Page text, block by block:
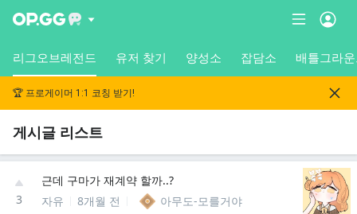
리그오브레전드 유저 찾기 양성소 잡담소 배틀그라
🏆 프로게이머 1:1 코칭 받기!
게시글 리스트
3
근데 구마가 재계약 할까..?
자유
8개월 전 아무도-모를거야